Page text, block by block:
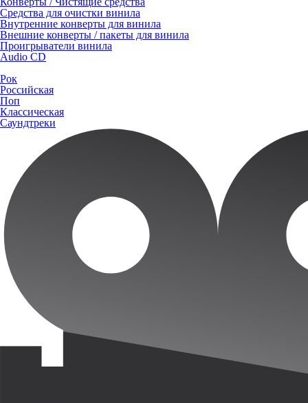
Средства для очистки винила
Внутренние конверты для винила
Внешние конверты / пакеты для винила
Проигрыватели винила
Audio CD
Рок
Российская
Поп
Классическая
Саундтреки